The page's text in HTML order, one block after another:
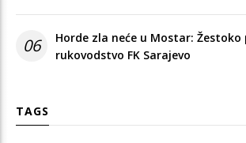
06
Horde zla neće u Mostar: Žestoko
rukovodstvo FK Sarajevo
TAGS